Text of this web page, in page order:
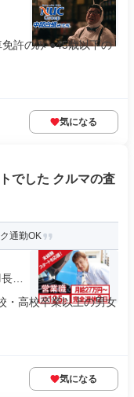
許のみ ●45歳以下の
気になる
でした クルマの査
通勤OK
田
・高校卒業以上の男女
気になる